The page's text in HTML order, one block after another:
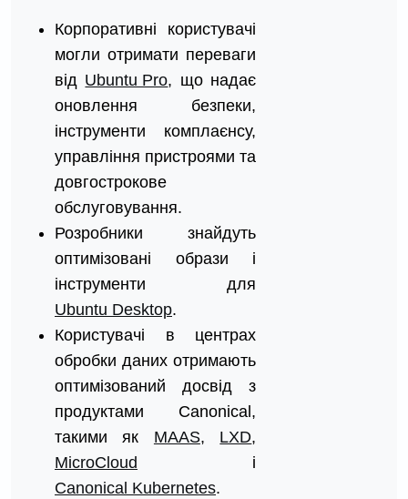
Корпоративні користувачі
могли отримати переваги
від Ubuntu Pro, що надає
оновлення безпеки,
інструменти комплаєнсу,
управління пристроями та
довгострокове
обслуговування.
Розробники знайдуть
оптимізовані образи і
інструменти для
Ubuntu Desktop.
Користувачі в центрах
обробки даних отримають
оптимізований досвід з
продуктами Canonical,
такими як MAAS, LXD,
MicroCloud і
Canonical Kubernetes.